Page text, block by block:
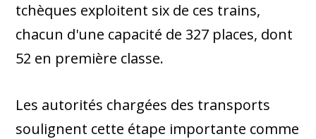
tchèques exploitent six de ces trains,
chacun d'une capacité de 327 places, dont
52 en première classe.
Les autorités chargées des transports
soulignent cette étape importante comme